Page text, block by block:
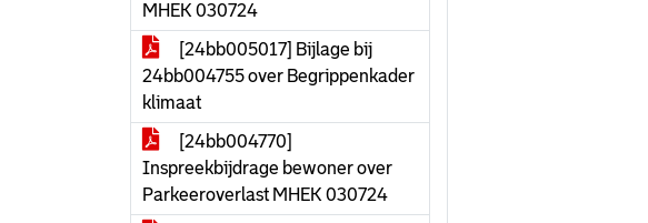
MHEK 030724
[24bb005017] Bijlage bij
24bb004755 over Begrippenkader
klimaat
[24bb004770]
Inspreekbijdrage bewoner over
Parkeeroverlast MHEK 030724